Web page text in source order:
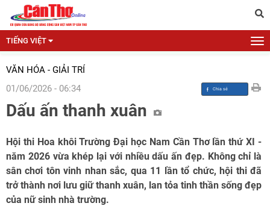
TIẾNG VIỆT
VĂN HÓA - GIẢI TRÍ
01/06/2026 - 06:34
Dấu ấn thanh xuân
Hội thi Hoa khôi Trường Đại học Nam Cần Thơ lần thứ XI -
năm 2026 vừa khép lại với nhiều dấu ấn đẹp. Không chỉ là
sân chơi tôn vinh nhan sắc, qua 11 lần tổ chức, hội thi đã
trở thành nơi lưu giữ thanh xuân, lan tỏa tinh thần sống đẹp
của nữ sinh nhà trường.